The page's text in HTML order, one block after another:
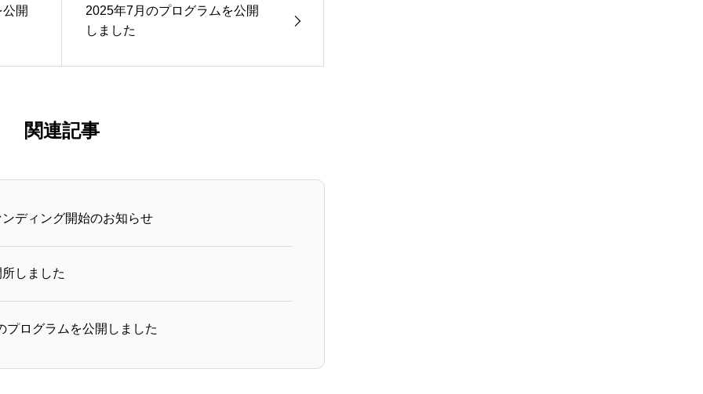
開
2025年7月のプログラムを公開
しました
関連記事
ディング開始のお知らせ
しました
プログラムを公開しました